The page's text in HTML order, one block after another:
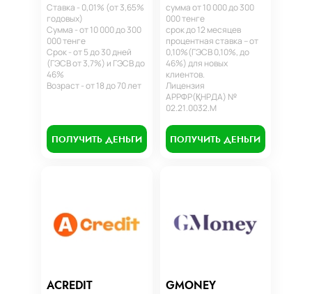
Ставка - 0,01% (от 3,65%
годовых)
Сумма - от 10 000 до 300
000 тенге
Срок - от 5 до 30 дней
(ГЭСВ от 3,7%) и ГЭСВ до
46%
Возраст - от 18 до 70 лет
ПОЛУЧИТЬ ДЕНЬГИ
сумма от 10 000 до 300
000 тенге
срок до 12 месяцев
процентная ставка – от
0,10%(ГЭСВ 0,10%, до
46%) для новых
клиентов.
Лицензия
АРРФР(ҚНРДА) №
02.21.0032.М
ПОЛУЧИТЬ ДЕНЬГИ
ACREDIT GMONEY